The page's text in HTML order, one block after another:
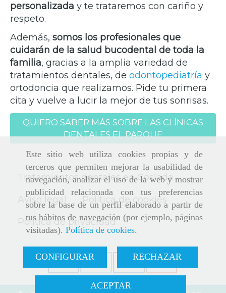
Este sitio web utiliza cookies propias y de
terceros que permiten mejorar la usabilidad de
navegación, analizar el uso de la web y mostrar
publicidad relacionada con tus preferencias
sobre la base de un perfil elaborado a partir de
tus hábitos de navegación (por ejemplo, páginas
visitadas). Política de cookies.
CONFIGURAR RECHAZAR
ACEPTAR
personalizada y te trataremos con cariño y
respeto.
Además, somos los profesionales que
cuidarán de la salud bucodental de toda la
familia, gracias a la amplia variedad de
tratamientos dentales, de odontopediatría y
ortodoncia que realizamos. Pide tu primera
cita y vuelve a lucir la mejor de tus sonrisas.
QUIERO SABER MÁS SOBRE LAS CLÍNICAS
DENTALES EL PARQUE
Tratamientos dentales en Coslada
Aviso legal
Política de cookies
Política de privacidad